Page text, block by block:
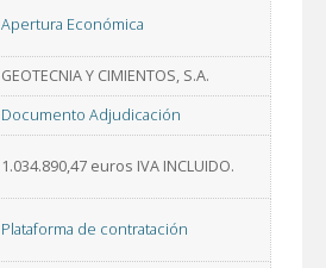
Apertura Económica
GEOTECNIA Y CIMIENTOS, S.A.
Documento Adjudicación
1.034.890,47 euros IVA INCLUIDO.
Plataforma de contratación